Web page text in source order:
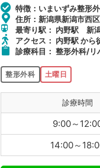
特徴：いまいずみ整形
住所：新潟県新潟市西
最寄り駅： 内野駅 新
アクセス： 内野駅 から
診療科目： 整形外科/リ
整形外科 土曜日
診療時間
9:00～
14:00～